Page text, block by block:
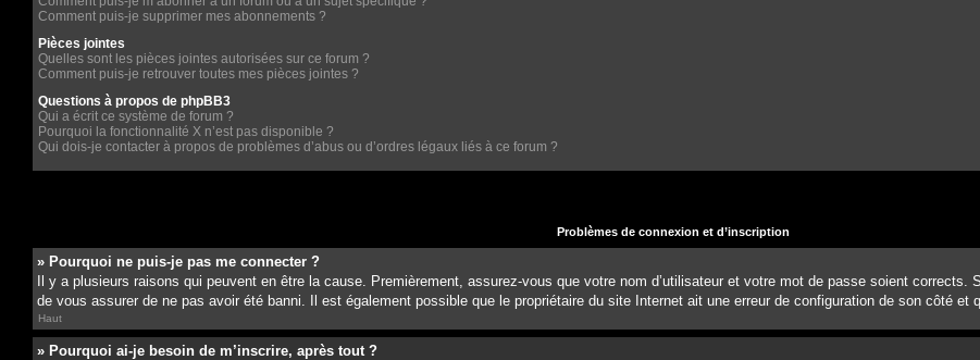
Comment puis-je supprimer mes abonnements ?
Pièces jointes
Quelles sont les pièces jointes autorisées sur ce forum ?
Comment puis-je retrouver toutes mes pièces jointes ?
Questions à propos de phpBB3
Qui a écrit ce système de forum ?
Pourquoi la fonctionnalité X n’est pas disponible ?
Qui dois-je contacter à propos de problèmes d’abus ou d’ordres légaux liés à ce forum ?
Problèmes de connexion et d’inscription
» Pourquoi ne puis-je pas me connecter ?
Il y a plusieurs raisons qui peuvent en être la cause. Premièrement, assurez-vous que votre nom d’utilisateur et votre mot de passe soient corrects.
de vous assurer de ne pas avoir été banni. Il est également possible que le propriétaire du site Internet ait une erreur de configuration de son côté et
Haut
» Pourquoi ai-je besoin de m’inscrire, après tout ?